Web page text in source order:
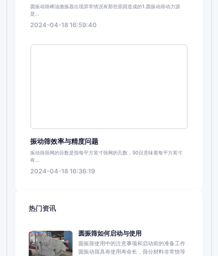
圆振动筛稀油激振器出现异常情况有那些原因造成的1.圆振动筛动力源
是...
2024-04-18 16:59:40
振动筛效率与精度问题
振动筛筛网的目数是指每平方英寸筛网的孔数，50目意味着每平方英寸
有...
2024-04-18 16:36:19
热门资讯
圆振筛如何启动与使用
圆振筛使用中的注意事项和启动前的准备工作
圆振动筛具有使用寿命长，筛分材料非常快等